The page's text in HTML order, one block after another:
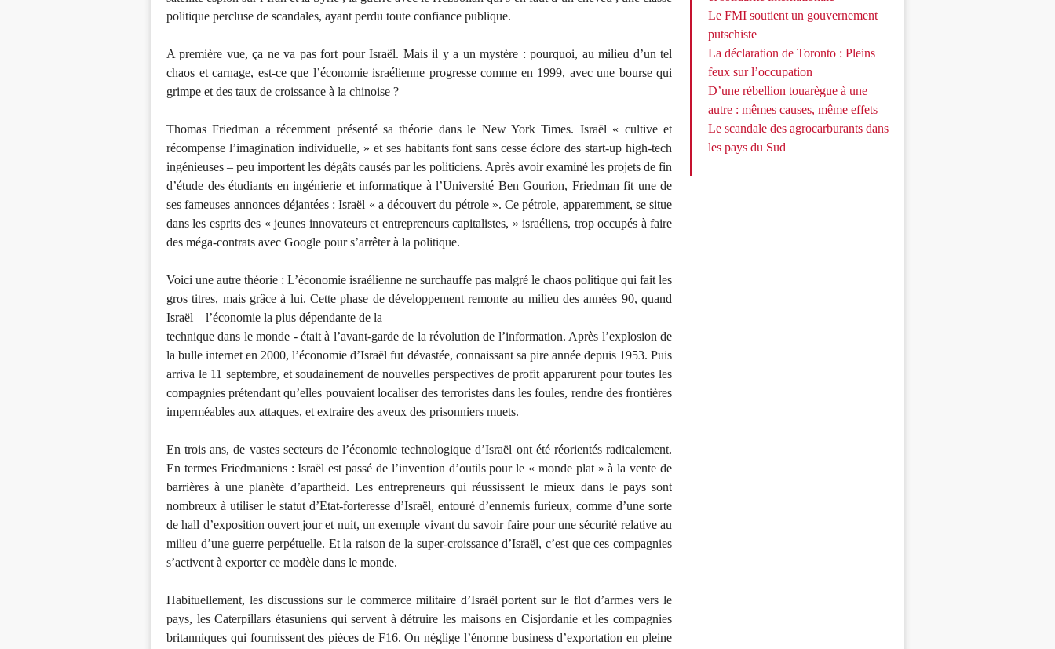
politique percluse de scandales, ayant perdu toute confiance publique.
A première vue, ça ne va pas fort pour Israël. Mais il y a un mystère : pourquoi, au milieu d’un tel
chaos et carnage, est-ce que l’économie israélienne progresse comme en 1999, avec une bourse qui
grimpe et des taux de croissance à la chinoise ?
Thomas Friedman a récemment présenté sa théorie dans le New York Times. Israël « cultive et
récompense l’imagination individuelle, » et ses habitants font sans cesse éclore des start-up high-tech
ingénieuses – peu importent les dégâts causés par les politiciens. Après avoir examiné les projets de fin
d’étude des étudiants en ingénierie et informatique à l’Université Ben Gourion, Friedman fit une de
ses fameuses annonces déjantées : Israël « a découvert du pétrole ». Ce pétrole, apparemment, se situe
dans les esprits des « jeunes innovateurs et entrepreneurs capitalistes, » israéliens, trop occupés à faire
des méga-contrats avec Google pour s’arrêter à la politique.
Voici une autre théorie : L’économie israélienne ne surchauffe pas malgré le chaos politique qui fait les
gros titres, mais grâce à lui. Cette phase de développement remonte au milieu des années 90, quand
Israël – l’économie la plus dépendante de la
technique dans le monde - était à l’avant-garde de la révolution de l’information. Après l’explosion de
la bulle internet en 2000, l’économie d’Israël fut dévastée, connaissant sa pire année depuis 1953. Puis
arriva le 11 septembre, et soudainement de nouvelles perspectives de profit apparurent pour toutes les
compagnies prétendant qu’elles pouvaient localiser des terroristes dans les foules, rendre des frontières
imperméables aux attaques, et extraire des aveux des prisonniers muets.
En trois ans, de vastes secteurs de l’économie technologique d’Israël ont été réorientés radicalement.
En termes Friedmaniens : Israël est passé de l’invention d’outils pour le « monde plat » à la vente de
barrières à une planète d’apartheid. Les entrepreneurs qui réussissent le mieux dans le pays sont
nombreux à utiliser le statut d’Etat-forteresse d’Israël, entouré d’ennemis furieux, comme d’une sorte
de hall d’exposition ouvert jour et nuit, un exemple vivant du savoir faire pour une sécurité relative au
milieu d’une guerre perpétuelle. Et la raison de la super-croissance d’Israël, c’est que ces compagnies
s’activent à exporter ce modèle dans le monde.
Habituellement, les discussions sur le commerce militaire d’Israël portent sur le flot d’armes vers le
pays, les Caterpillars étasuniens qui servent à détruire les maisons en Cisjordanie et les compagnies
britanniques qui fournissent des pièces de F16. On néglige l’énorme business d’exportation en pleine
Le FMI soutient un gouvernement
putschiste
La déclaration de Toronto : Pleins
feux sur l’occupation
D’une rébellion touarègue à une
autre : mêmes causes, même effets
Le scandale des agrocarburants dans
les pays du Sud